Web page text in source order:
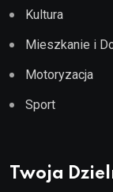
Kultura
Mieszkanie i
Motoryzacja
Sport
Twoja